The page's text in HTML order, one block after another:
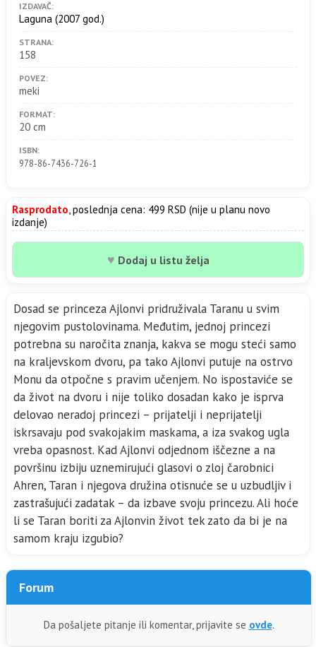
IZDAVAČ:
Laguna (2007 god.)
STRANA:
158
POVEZ:
meki
FORMAT:
20 cm
ISBN:
978-86-7436-726-1
Rasprodato, poslednja cena: 499 RSD (nije u planu novo
izdanje)
♥ Dodaj u listu želja
Dosad se princeza Ajlonvi pridruživala Taranu u svim
njegovim pustolovinama. Međutim, jednoj princezi
potrebna su naročita znanja, kakva se mogu steći samo
na kraljevskom dvoru, pa tako Ajlonvi putuje na ostrvo
Monu da otpočne s pravim učenjem. No ispostaviće se
da život na dvoru i nije toliko dosadan kako je isprva
delovao neradoj princezi – prijatelji i neprijatelji
iskrsavaju pod svakojakim maskama, a iza svakog ugla
vreba opasnost. Kad Ajlonvi odjednom iščezne a na
površinu izbiju uznemirujući glasovi o zloj čarobnici
Ahren, Taran i njegova družina otisnuće se u uzbudljiv i
zastrašujući zadatak – da izbave svoju princezu. Ali hoće
li se Taran boriti za Ajlonvin život tek zato da bi je na
samom kraju izgubio?
Forum
Da pošaljete pitanje ili komentar, prijavite se ovde.